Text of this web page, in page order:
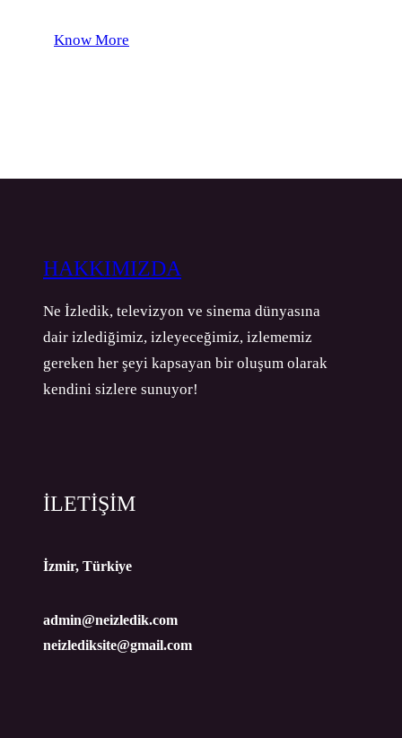
Know More
HAKKIMIZDA
Ne İzledik, televizyon ve sinema dünyasına
dair izlediğimiz, izleyeceğimiz, izlememiz
gereken her şeyi kapsayan bir oluşum olarak
kendini sizlere sunuyor!
İLETİŞİM
İzmir, Türkiye
admin@neizledik.com
neizlediksite@gmail.com